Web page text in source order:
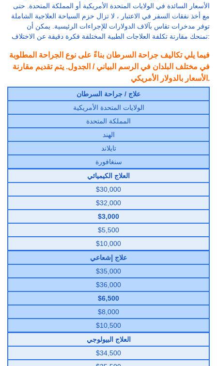
الأسعار السائدة في الولايات المتحدة الأمريكية أو المملكة المتحدة. حتى
مع أخذ نفقات السفر في الاعتبار ، لا تزال حزم السياحة العلاجية الشاملة
توفر مدخرات تقاس بآلاف الدولارات للإجراءات الرئيسية. يمكن أن
تمنحك مقارنة تكلفة العلاجات الطبية المختلفة فكرة دقيقة عن الاختلاف:
فيما يلي تكاليف جراحة السرطان بناءً على نوع الجراحة المطلوبة
في مختلف البلدان في الرسم البياني / الجدول. يتم تقديم مقارنة
الأسعار بالدولار الأمريكي.
علاج / جراحة السرطان
الولايات المتحدة الأمريكية
المملكة المتحدة
الهند
تايلاند
سنغافورة
العلاج الكيميائي
$30,000
$32,000
$3,000
$5,500
$10,000
علاج إشعاعي
$35,000
$36,000
$6,500
$8,000
$10,500
العلاج البيولوجي
$34,500